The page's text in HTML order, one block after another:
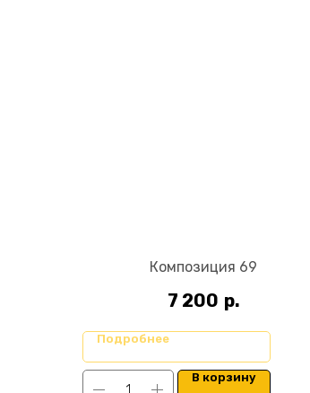
Композиция 69
7 200 р.
Подробнее
В корзину